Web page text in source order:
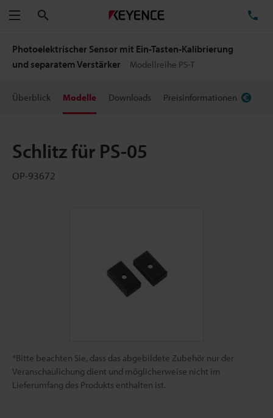
Menü
Photoelektrischer Sensor mit Ein-Tasten-Kalibrierung
und separatem Verstärker
Modellreihe PS-T
Überblick Modelle Downloads Preisinformationen
Schlitz für PS-05
OP-93672
*Bitte beachten Sie, dass das abgebildete Zubehör nur der
Veranschaulichung dient und möglicherweise nicht im
Lieferumfang des Produkts enthalten ist.